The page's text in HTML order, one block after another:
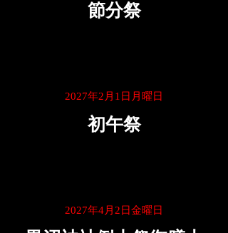
節分祭
2027年2月1日月曜日
初午祭
2027年4月2日金曜日